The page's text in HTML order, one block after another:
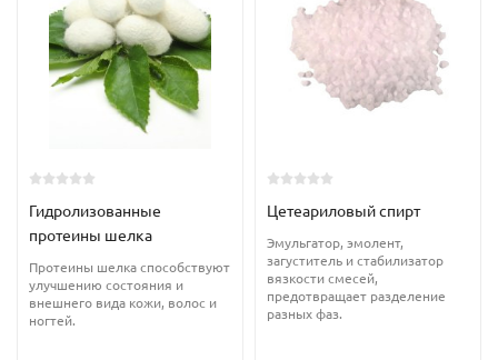
Гидролизованные
протеины шелка
Протеины шелка способствуют
улучшению состояния и
внешнего вида кожи, волос и
ногтей.
Цетеариловый спирт
Эмульгатор, эмолент,
загуститель и стабилизатор
вязкости смесей,
предотвращает разделение
разных фаз.